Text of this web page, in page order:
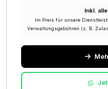
Inkl.
Im Preis für unsere
Verwaltungsgebühren (z. B.